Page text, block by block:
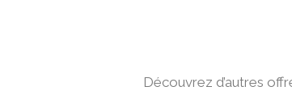
Découvrez d’autres